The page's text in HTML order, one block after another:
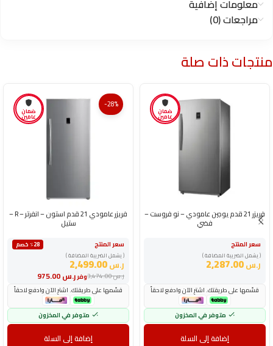
معلومات إضافية
مراجعات (0)
منتجات ذات صلة
ضمان
عامين
فريزر 21 قدم يوجين عامودي – نو فروست –
فضي
سعر المنتج
( يشمل الضريبة المضافة )
ر.س2,287.00
قسّمها على طريقتك. اشترِ الآن وادفع لاحقاً
متوفر في المخزون
إضافة إلى السلة
ضمان
عامين
-28%
فريزر عامودي 21 قدم استون – انفرتر – R –
ستيل
سعر المنتج
٪28 خصم
( يشمل الضريبة المضافة )
ر.س2,499.00
وفرر.س ر.س3,474.00
قسّمها على طريقتك. اشترِ الآن وادفع لاحقاً
متوفر في المخزون
إضافة إلى السلة